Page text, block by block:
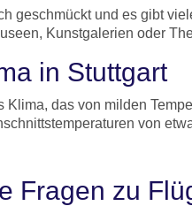
geschmückt und es gibt
Kunstgalerien oder
in Stuttgart
Klima, das von milden
von
Fragen zu